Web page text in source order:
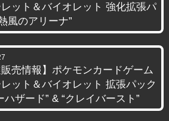
レット＆バイオレット 強化拡張パ
風のアリーナ”
販売情報】ポケモンカードゲーム
レット＆バイオレット 拡張パック
ハザード” & “クレイバースト”